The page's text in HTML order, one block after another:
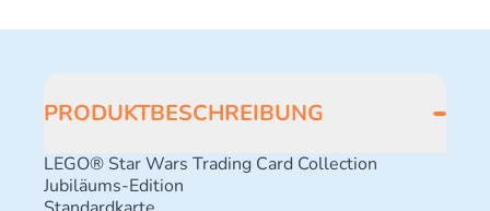
PRODUKTBESCHREIBUNG
LEGO® Star Wars Trading Card Collection
Jubiläums-Edition